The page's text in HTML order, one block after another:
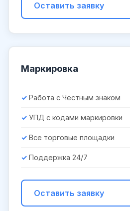
Оставить заявку
Маркировка
Работа с Честным знаком
УПД с кодами маркировки
Все торговые площадки
Поддержка 24/7
Оставить заявку